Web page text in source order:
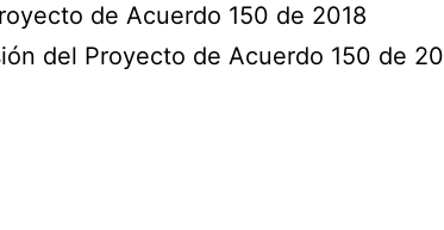
de Acuerdo 150 de 2018
del Proyecto de Acuerdo 150 de